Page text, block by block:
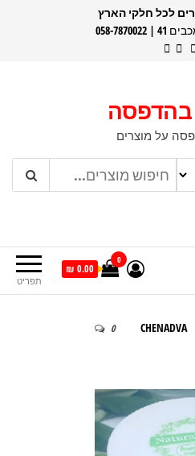
לכל חלקי הארץ
7870022
על מוצרים
תפריט
0
0.00 ₪
CHENADVA
0